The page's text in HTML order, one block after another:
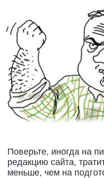
Поверьте, иногда на
редакцию сайта,
меньше, чем на